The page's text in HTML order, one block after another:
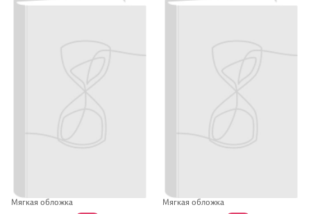
Мягкая обложка Мягкая обложка